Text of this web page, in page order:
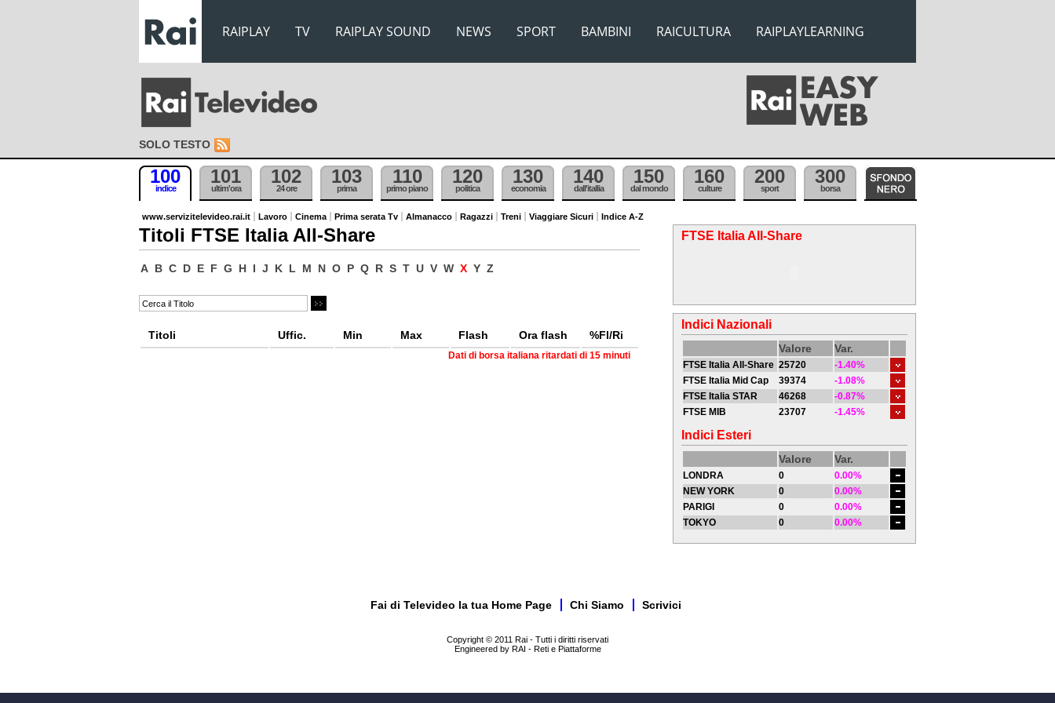
RAIPLAY TV RAIPLAY SOUND NEWS SPORT BAMBINI RAICULTURA RAIPLAYLEARNING
SOLO TESTO
100
indice
101
ultim'ora
102
24 ore
103
prima
110
primo piano
120
politica
130
economia
140
dall'itallia
150
dal mondo
160
culture
200
sport
300
borsa
www.servizitelevideo.rai.it Lavoro Cinema Prima serata Tv Almanacco Ragazzi Treni Viaggiare Sicuri Indice A-Z
Titoli FTSE Italia All-Share
A B C D E F G H I J K L M N O P Q R S T U V W X Y Z
Titoli Uffic. Min Max Flash Ora flash %Fl/Ri
Dati di borsa italiana ritardati di 15 minuti
FTSE Italia All-Share
Indici Nazionali
Valore Var.
FTSE Italia All-Share 25720
-1.40%
FTSE Italia Mid Cap
39374
-1.08%
FTSE Italia STAR
46268
-0.87%
FTSE MIB
23707 -1.45%
Indici Esteri
Valore Var.
LONDRA 0
0.00%
NEW YORK
0
0.00%
PARIGI
0
0.00%
TOKYO
0 0.00%
Fai di Televideo la tua Home Page Chi Siamo Scrivici
Copyright © 2011 Rai - Tutti i diritti riservati
Engineered by RAI - Reti e Piattaforme